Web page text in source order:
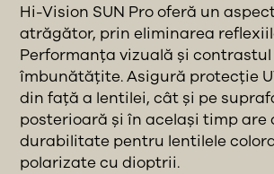
Hi-Vision SUN Pro oferă un
atrăgător, prin eliminarea
Performanța vizuală și
îmbunătățite. Asigură protecție
din față a lentilei, cât și pe
posterioară și în același timp are
durabilitate pentru lentilele
polarizate cu dioptrii.